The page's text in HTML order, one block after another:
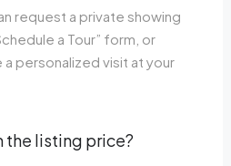
request a private showing
a Tour” form, or
personalized visit at your
the listing price?